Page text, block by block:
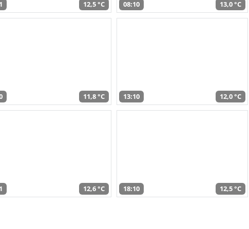
12,5 °C 08:10 13,0 °C
11,8 °C 13:10 12,0 °C
12,6 °C 18:10 12,5 °C